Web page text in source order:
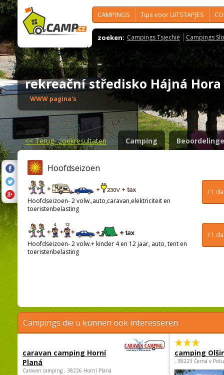
CAMPINGS Tips voor UITSTAPJES
zoeken: Campings Tsjechië Campings
rekreační středisko Hájná
WWW pagina's
<<Terug- zoekresultaten Camping
Hoofdseizoen
/ 1
Hoofdseizoen- 2 volw.,auto,caravan,elektriciteit en
toeristenbelasting
/ 1
Hoofdseizoen- 2 volw.+ kinder 4 en 12 jaar, auto, tent en
toeristenbelasting
Campings die u kunnen ook interesseren
caravan camping Horní
Planá
Caravan camping , 38226 Horní Planá
camping
, 38223 Černá v